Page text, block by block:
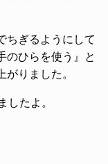
ちぎるようにして
のひらを使う』と
りました。
したよ。